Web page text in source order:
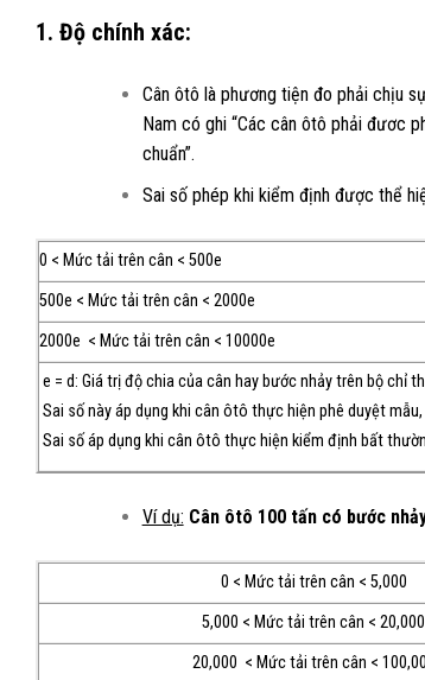
1. Độ chính xác:
Cân ôtô là phương tiện đo phải chịu
Nam có ghi “Các cân ôtô phải đươc
chuẩn”.
Sai số phép khi kiểm định được thể
0 < Mức tải trên cân < 500e
500e < Mức tải trên cân < 2000e
2000e < Mức tải trên cân < 10000e
e = d: Giá trị độ chia của cân hay bước nhảy trên bộ chỉ
Sai số này áp dụng khi cân ôtô thực hiện phê duyệt
Sai số áp dụng khi cân ôtô thực hiện kiểm định bất
Ví dụ: Cân ôtô 100 tấn có bước
0 < Mức tải trên cân < 5,000
5,000 < Mức tải trên cân < 20,000
20,000 < Mức tải trên cân <